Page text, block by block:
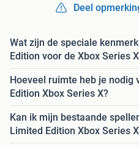
Deel
Wat zijn de speciale
Edition voor de Xbox Series
Hoeveel ruimte heb je nodig
Edition Xbox Series X?
Kan ik mijn bestaande
Limited Edition Xbox Series